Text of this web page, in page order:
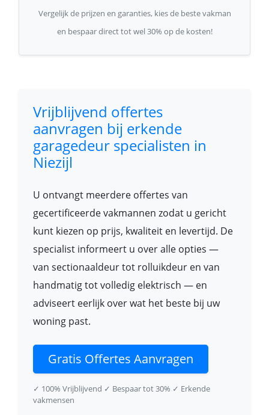
Vergelijk de prijzen en garanties, kies de beste vakman
en bespaar direct tot wel 30% op de kosten!
Vrijblijvend offertes
aanvragen bij erkende
garagedeur specialisten in
Niezijl
U ontvangt meerdere offertes van
gecertificeerde vakmannen zodat u gericht
kunt kiezen op prijs, kwaliteit en levertijd. De
specialist informeert u over alle opties —
van sectionaaldeur tot rolluikdeur en van
handmatig tot volledig elektrisch — en
adviseert eerlijk over wat het beste bij uw
woning past.
Gratis Offertes Aanvragen
✓ 100% Vrijblijvend ✓ Bespaar tot 30% ✓ Erkende
vakmensen